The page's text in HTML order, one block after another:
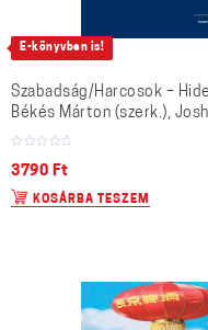
E-könyvben is!
Szabadság/Harcosok –
Békés Márton (szerk.),
3790 Ft
KOSÁRBA TESZEM